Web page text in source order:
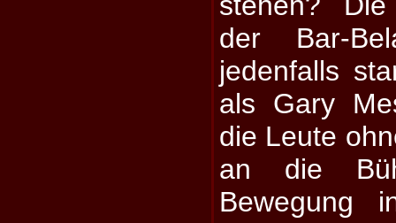
der Bar-
jedenfalls
als Gary
die Leute
an die
Bewegung